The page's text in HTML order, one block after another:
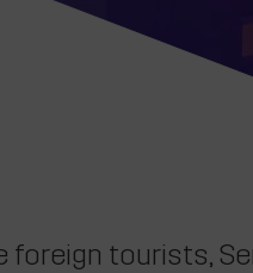
foreign tourists,